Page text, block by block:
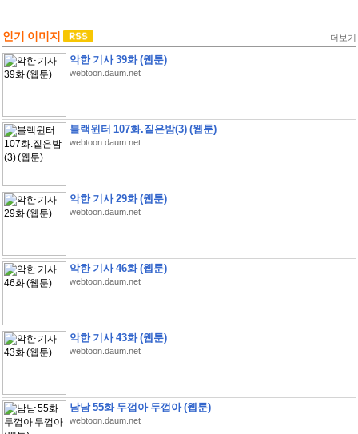
인기 이미지 더보기
악한 기사 39화 (웹툰)
webtoon.daum.net
블랙윈터 107화.짙은밤(3) (웹툰)
webtoon.daum.net
악한 기사 29화 (웹툰)
webtoon.daum.net
악한 기사 46화 (웹툰)
webtoon.daum.net
악한 기사 43화 (웹툰)
webtoon.daum.net
남남 55화 두껍아 두껍아 (웹툰)
webtoon.daum.net